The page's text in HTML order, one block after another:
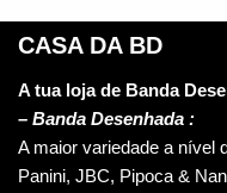
CASA DA BD
A tua loja de Banda
– Banda Desenhada :
A maior variedade a nível
Panini, JBC, Pipoca &